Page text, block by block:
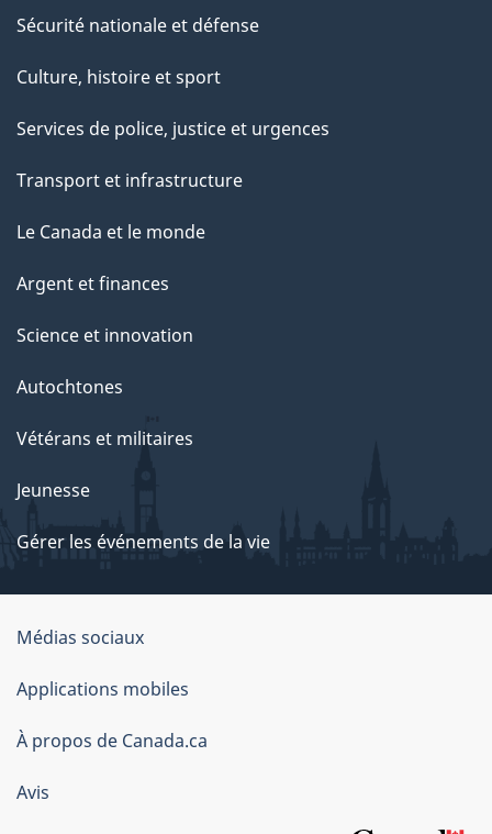
Sécurité nationale et défense
Culture, histoire et sport
Services de police, justice et urgences
Transport et infrastructure
Le Canada et le monde
Argent et finances
Science et innovation
Autochtones
Vétérans et militaires
Jeunesse
Gérer les événements de la vie
Organisation
du
gouvernement
du
Canada
Médias sociaux
Applications mobiles
À propos de Canada.ca
Avis